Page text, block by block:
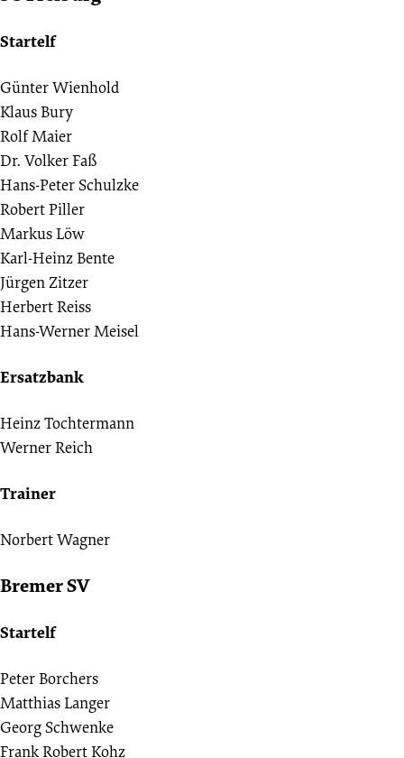
Startelf
Günter Wienhold
Klaus Bury
Rolf Maier
Dr. Volker Faß
Hans-Peter Schulzke
Robert Piller
Markus Löw
Karl-Heinz Bente
Jürgen Zitzer
Herbert Reiss
Hans-Werner Meisel
Ersatzbank
Heinz Tochtermann
Werner Reich
Trainer
Norbert Wagner
Bremer SV
Startelf
Peter Borchers
Matthias Langer
Georg Schwenke
Frank Robert Kohz